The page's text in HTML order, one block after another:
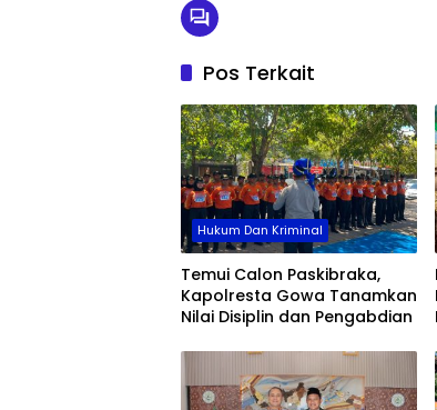
Pos Terkait
Hukum Dan Kriminal
Temui Calon Paskibraka,
Kapolresta Gowa Tanamkan
Nilai Disiplin dan Pengabdian